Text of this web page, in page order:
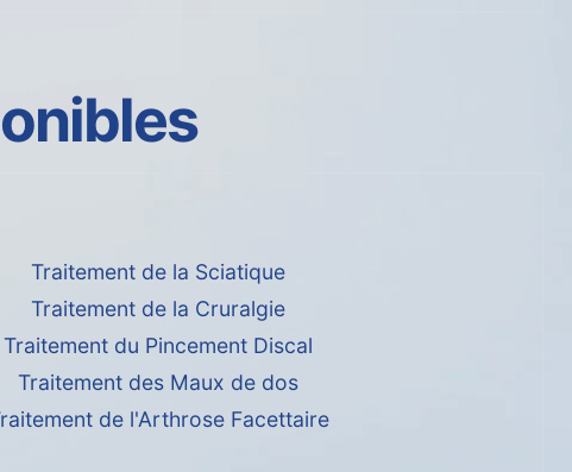
Traitement de la Sciatique
Traitement de la Cruralgie
Traitement du Pincement Discal
Traitement des Maux de dos
de l'Arthrose Facettaire